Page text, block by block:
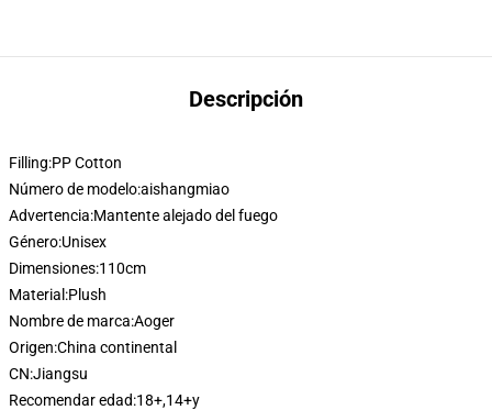
Descripción
Filling:PP Cotton
Número de modelo:aishangmiao
Advertencia:Mantente alejado del fuego
Género:Unisex
Dimensiones:110cm
Material:Plush
Nombre de marca:Aoger
Origen:China continental
CN:Jiangsu
Recomendar edad:18+,14+y